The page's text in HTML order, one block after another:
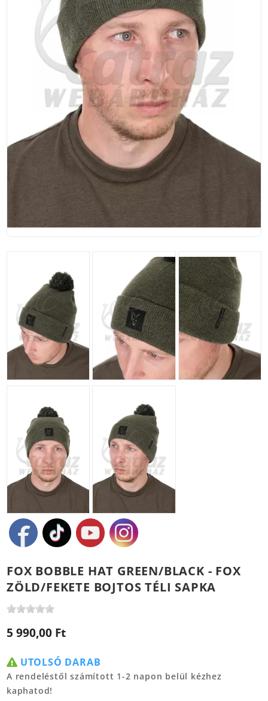
FOX BOBBLE HAT GREEN/BLACK - FOX
ZÖLD/FEKETE BOJTOS TÉLI SAPKA
5 990,00 Ft
UTOLSÓ DARAB
A rendeléstől számított 1-2 napon belül kézhez
kaphatod!